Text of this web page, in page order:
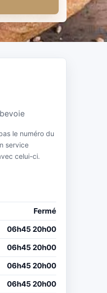
le numéro du
service
celui-ci.
Fermé
06h45 20h00
06h45 20h00
06h45 20h00
06h45 20h00